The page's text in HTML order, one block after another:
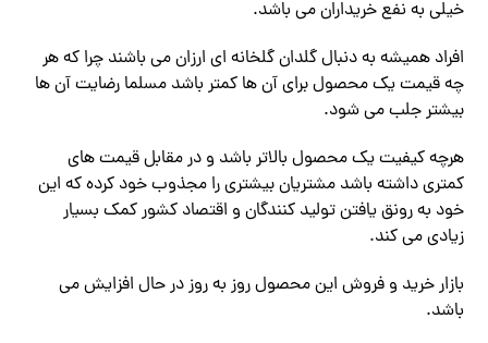
خیلی به نفع خریداران می باشد.
افراد همیشه به دنبال گلدان گلخانه ای ارزان می باشند چرا که هر
چه قیمت یک محصول برای آن ها کمتر باشد مسلما رضایت آن ها
بیشتر جلب می شود.
هرچه کیفیت یک محصول بالاتر باشد و در مقابل قیمت های
کمتری داشته باشد مشتریان بیشتری را مجذوب خود کرده که این
خود به رونق یافتن تولید کنندگان و اقتصاد کشور کمک بسیار
زیادی می کند.
بازار خرید و فروش این محصول روز به روز در حال افزایش می
باشد.